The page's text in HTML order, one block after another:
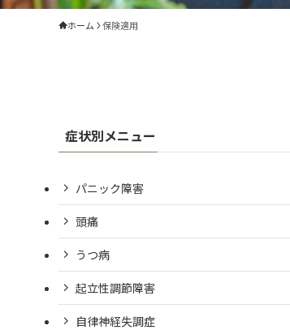
ホーム 保険適用
症状別メニュー
パニック障害
頭痛
うつ病
起立性調節障害
自律神経失調症